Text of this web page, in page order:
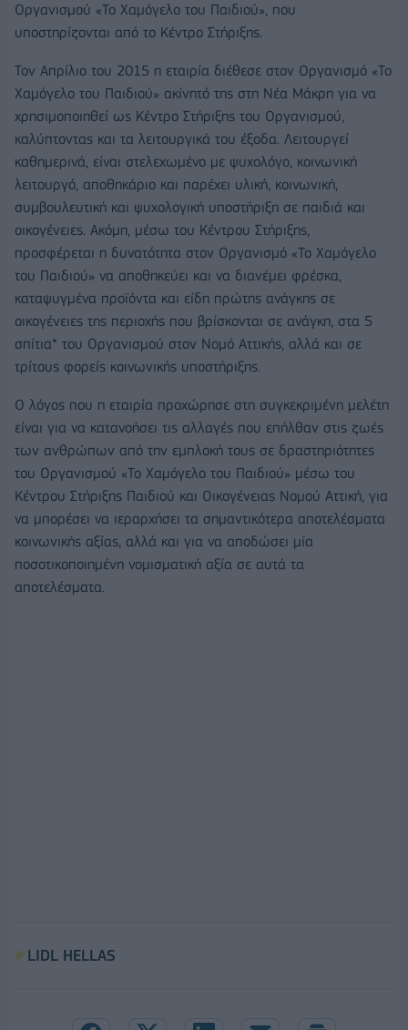
Οργανισμού «Το Χαμόγελο του Παιδιού», που
υποστηρίζονται από το Κέντρο Στήριξης.
Τον Απρίλιο του 2015 η εταιρία διέθεσε στον Οργανισμό «Το
Χαμόγελο του Παιδιού» ακίνητό της στη Νέα Μάκρη για να
χρησιμοποιηθεί ως Κέντρο Στήριξης του Οργανισμού,
καλύπτοντας και τα λειτουργικά του έξοδα. Λειτουργεί
καθημερινά, είναι στελεχωμένο με ψυχολόγο, κοινωνική
λειτουργό, αποθηκάριο και παρέχει υλική, κοινωνική,
συμβουλευτική και ψυχολογική υποστήριξη σε παιδιά και
οικογένειες. Ακόμη, μέσω του Κέντρου Στήριξης,
προσφέρεται η δυνατότητα στον Οργανισμό «Το Χαμόγελο
του Παιδιού» να αποθηκεύει και να διανέμει φρέσκα,
καταψυγμένα προϊόντα και είδη πρώτης ανάγκης σε
οικογένειες της περιοχής που βρίσκονται σε ανάγκη, στα 5
σπίτια* του Οργανισμού στον Νομό Αττικής, αλλά και σε
τρίτους φορείς κοινωνικής υποστήριξης.
Ο λόγος που η εταιρία προχώρησε στη συγκεκριμένη μελέτη
είναι για να κατανοήσει τις αλλαγές που επήλθαν στις ζωές
των ανθρώπων από την εμπλοκή τους σε δραστηριότητες
του Οργανισμού «Το Χαμόγελο του Παιδιού» μέσω του
Κέντρου Στήριξης Παιδιού και Οικογένειας Νομού Αττική, για
να μπορέσει να ιεραρχήσει τα σημαντικότερα αποτελέσματα
κοινωνικής αξίας, αλλά και για να αποδώσει μία
ποσοτικοποιημένη νομισματική αξία σε αυτά τα
αποτελέσματα.
LIDL HELLAS